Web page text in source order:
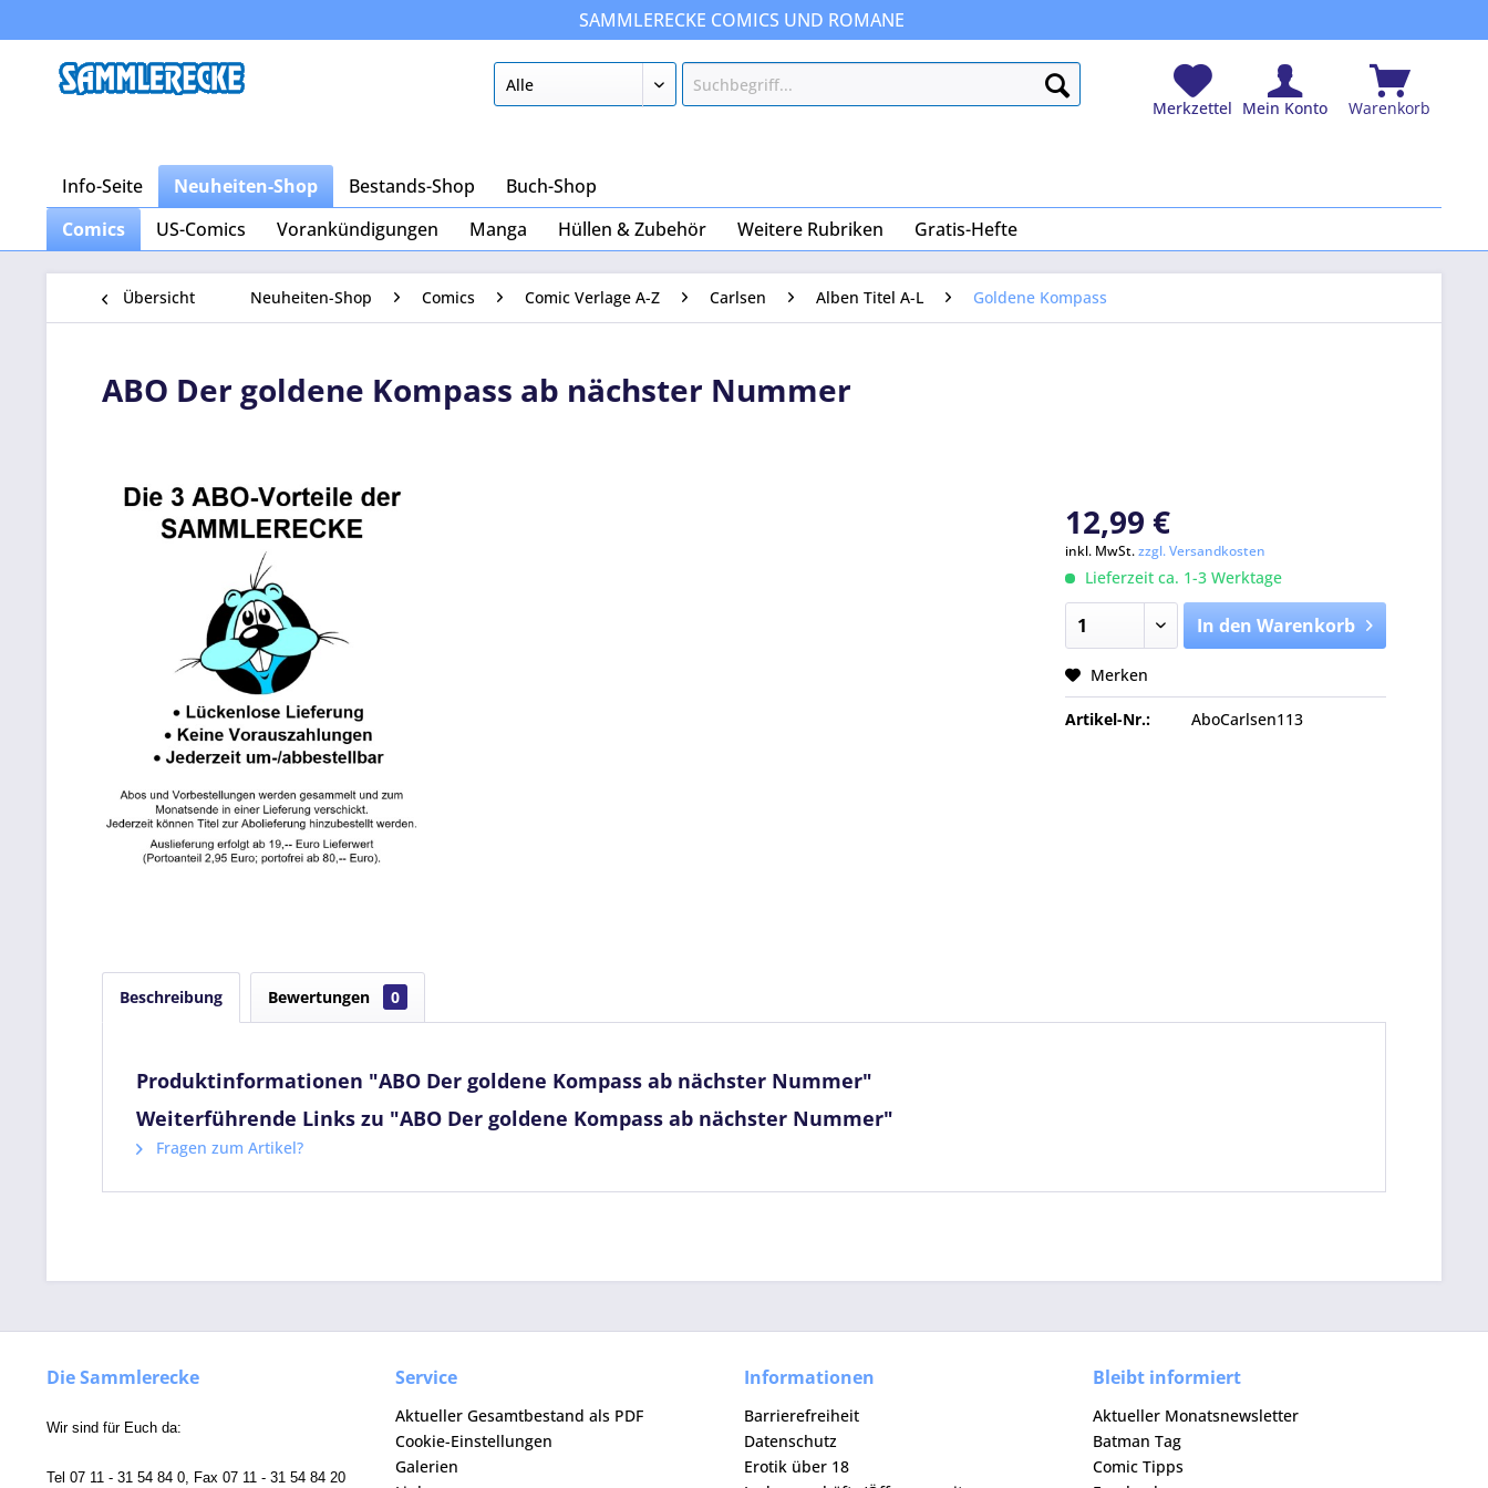
SAMMLERECKE COMICS UND ROMANE
Merkzettel Mein Konto Warenkorb
Info-Seite Neuheiten-Shop Bestands-Shop
Buch-Shop
Comics
US-Comics Vorankündigungen Manga Hüllen & Zubehör Weitere Rubriken Gratis-Hefte
Übersicht Neuheiten-Shop Comics Comic Verlage A-Z Carlsen Alben Titel A-L Goldene Kompass
ABO Der goldene Kompass ab nächster Nummer
12,99 €
inkl. MwSt.zzgl. Versandkosten
Lieferzeit ca. 1-3 Werktage
In den Warenkorb
Merken
Artikel-Nr.: AboCarlsen113
Beschreibung Bewertungen 0
Produktinformationen "ABO Der goldene Kompass ab nächster Nummer"
Weiterführende Links zu "ABO Der goldene Kompass ab nächster Nummer"
Fragen zum Artikel?
Die Sammlerecke
Wir sind für Euch da:
Tel 07 11 - 31 54 84 0, Fax 07 11 - 31 54 84 20
Service
Aktueller Gesamtbestand als PDF
Cookie-Einstellungen
Galerien
Informationen
Barrierefreiheit
Datenschutz
Erotik über 18
Bleibt informiert
Aktueller Monatsnewsletter
Batman Tag
Comic Tipps